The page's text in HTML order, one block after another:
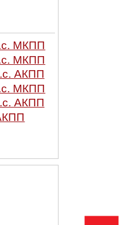
МКПП
МКПП
АКПП
МКПП
АКПП